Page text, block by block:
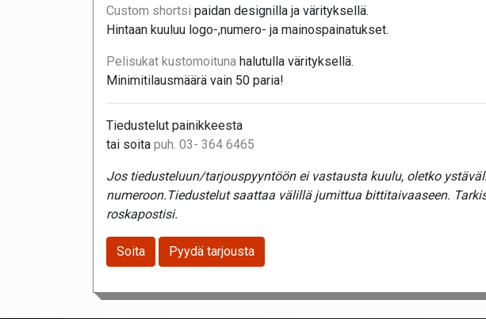
Custom shortsi paidan designilla ja värityksellä.
Hintaan kuuluu logo-,numero- ja mainospainatukset.
Pelisukat kustomoituna halutulla värityksellä.
Minimitilausmäärä vain 50 paria!
Tiedustelut painikkeesta
tai soita puh. 03- 364 6465
Jos tiedusteluun/tarjouspyyntöön ei vastausta kuulu, oletko
numeroon.Tiedustelut saattaa välillä jumittua bittitaivaaseen.
roskapostisi.
Soita Pyydä tarjousta